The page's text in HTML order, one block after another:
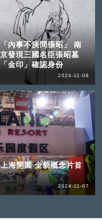
「內事不決問張昭」 南
京發現三國名臣張昭墓
「金印」確認身份
2024-11-08
海開園 全貌概念片首
2024-11-07